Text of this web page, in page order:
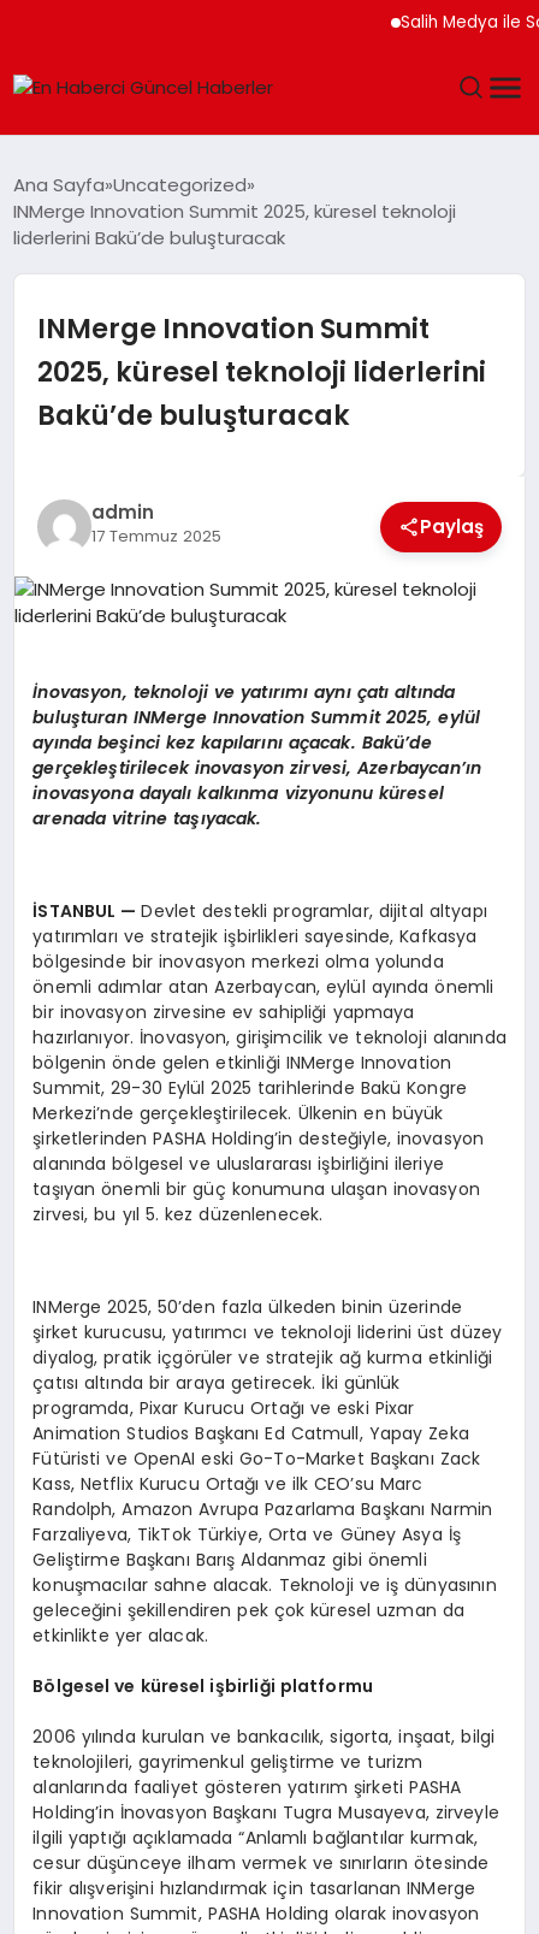
Salih Medya ile
SPOR
TEKNOLOJI
MAGAZIN
EKONOMI
EĞITIM
Ana Sayfa Uncategorized
INMerge Innovation Summit 2025, küresel teknoloji
liderlerini Bakü’de buluşturacak
INMerge Innovation Summit
2025, küresel teknoloji liderlerini
Bakü’de buluşturacak
admin
17 Temmuz 2025 Paylaş
İnovasyon, teknoloji ve yatırımı aynı çatı altında
buluşturan INMerge Innovation Summit 2025, eylül
ayında beşinci kez kapılarını açacak. Bakü’de
gerçekleştirilecek inovasyon zirvesi, Azerbaycan’ın
inovasyona dayalı kalkınma vizyonunu küresel
arenada vitrine taşıyacak.
İSTANBUL —Devlet destekli programlar, dijital altyapı
yatırımları ve stratejik işbirlikleri sayesinde, Kafkasya
bölgesinde bir inovasyon merkezi olma yolunda
önemli adımlar atan Azerbaycan, eylül ayında önemli
bir inovasyon zirvesine ev sahipliği yapmaya
hazırlanıyor. İnovasyon, girişimcilik ve teknoloji alanında
bölgenin önde gelen etkinliği INMerge Innovation
Summit, 29-30 Eylül 2025 tarihlerinde Bakü Kongre
Merkezi’nde gerçekleştirilecek. Ülkenin en büyük
şirketlerinden PASHA Holding’in desteğiyle, inovasyon
alanında bölgesel ve uluslararası işbirliğini ileriye
taşıyan önemli bir güç konumuna ulaşan inovasyon
zirvesi, bu yıl 5. kez düzenlenecek.
INMerge 2025, 50’den fazla ülkeden binin üzerinde
şirket kurucusu, yatırımcı ve teknoloji liderini üst düzey
diyalog, pratik içgörüler ve stratejik ağ kurma etkinliği
çatısı altında bir araya getirecek. İki günlük
programda, Pixar Kurucu Ortağı ve eski Pixar
Animation Studios Başkanı Ed Catmull, Yapay Zeka
Fütüristi ve OpenAI eski Go-To-Market Başkanı Zack
Kass, Netflix Kurucu Ortağı ve ilk CEO’su Marc
Randolph, Amazon Avrupa Pazarlama Başkanı Narmin
Farzaliyeva, TikTok Türkiye, Orta ve Güney Asya İş
Geliştirme Başkanı Barış Aldanmaz gibi önemli
konuşmacılar sahne alacak. Teknoloji ve iş dünyasının
geleceğini şekillendiren pek çok küresel uzman da
etkinlikte yer alacak.
Bölgesel ve küresel işbirliği platformu
2006 yılında kurulan ve bankacılık, sigorta, inşaat, bilgi
teknolojileri, gayrimenkul geliştirme ve turizm
alanlarında faaliyet gösteren yatırım şirketi PASHA
Holding’in İnovasyon Başkanı Tugra Musayeva, zirveyle
ilgili yaptığı açıklamada “Anlamlı bağlantılar kurmak,
cesur düşünceye ilham vermek ve sınırların ötesinde
fikir alışverişini hızlandırmak için tasarlanan INMerge
Innovation Summit, PASHA Holding olarak inovasyon